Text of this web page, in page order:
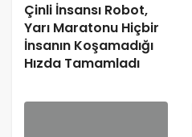
Çinli İnsansı Robot,
Yarı Maratonu Hiçbir
İnsanın Koşamadığı
Hızda Tamamladı